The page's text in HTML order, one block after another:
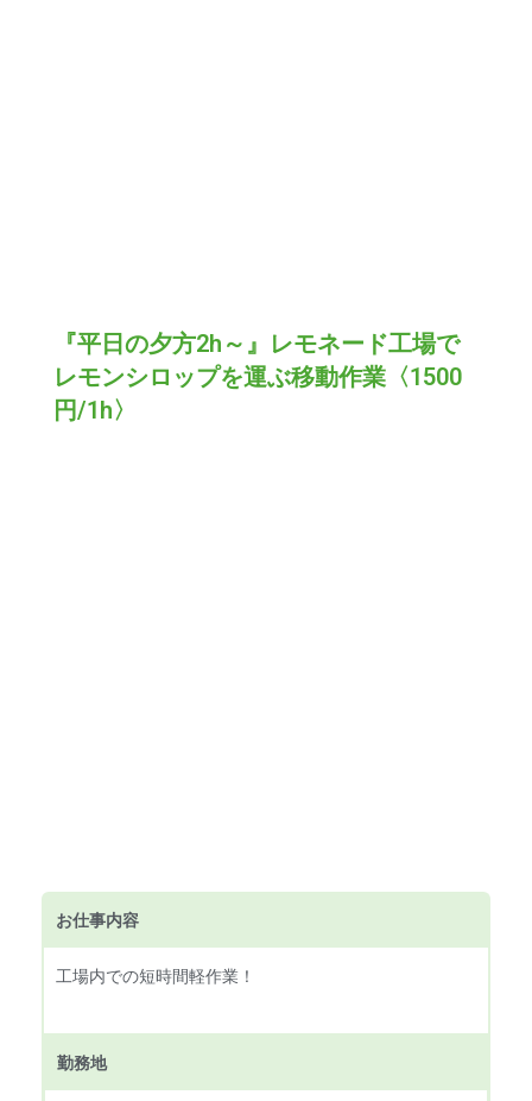
『平日の夕方2h～』レモネード工場で
レモンシロップを運ぶ移動作業〈1500
円/1h〉
お仕事内容
工場内での短時間軽作業！
勤務地